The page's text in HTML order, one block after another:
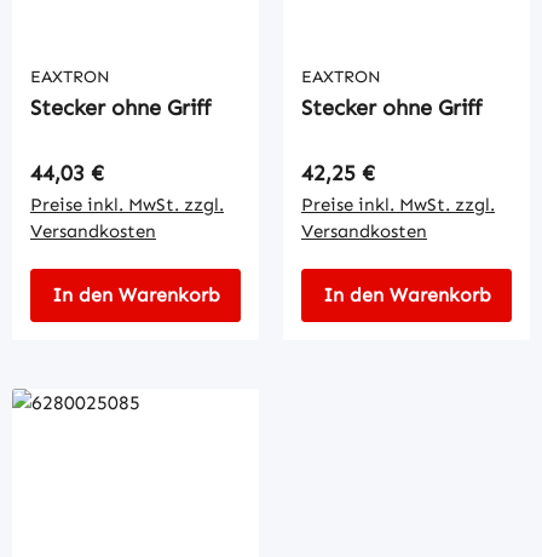
EAXTRON
Stecker ohne Griff
Regulärer Preis:
44,03 €
Preise inkl. MwSt. zzgl.
Versandkosten
In den Warenkorb
EAXTRON
Stecker ohne Griff
Regulärer Preis:
42,25 €
Preise inkl. MwSt. zzgl.
Versandkosten
In den Warenkorb